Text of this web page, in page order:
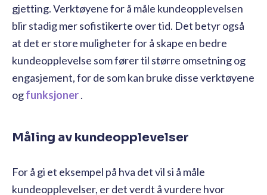
gjetting. Verktøyene for å måle kundeopplevelsen
blir stadig mer sofistikerte over tid. Det betyr også
at det er store muligheter for å skape en bedre
kundeopplevelse som fører til større omsetning og
engasjement, for de som kan bruke disse verktøyene
ogfunksjoner.
Måling av kundeopplevelser
For å gi et eksempel på hva det vil si å måle
kundeopplevelser, er det verdt å vurdere hvor